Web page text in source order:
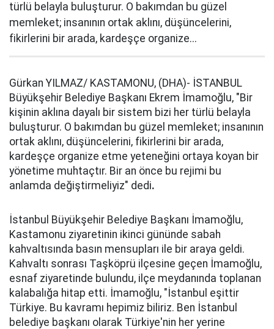
türlü belayla buluşturur. O bakımdan bu güzel
memleket; insanının ortak aklını, düşüncelerini,
fikirlerini bir arada, kardeşçe organize...
Gürkan YILMAZ/ KASTAMONU, (DHA)- İSTANBUL
Büyükşehir Belediye Başkanı Ekrem İmamoğlu, "Bir
kişinin aklına dayalı bir sistem bizi her türlü belayla
buluşturur. O bakımdan bu güzel memleket; insanının
ortak aklını, düşüncelerini, fikirlerini bir arada,
kardeşçe organize etme yeteneğini ortaya koyan bir
yönetime muhtaçtır. Bir an önce bu rejimi bu
anlamda değiştirmeliyiz" dedi.
İstanbul Büyükşehir Belediye Başkanı İmamoğlu,
Kastamonu ziyaretinin ikinci gününde sabah
kahvaltısında basın mensupları ile bir araya geldi.
Kahvaltı sonrası Taşköprü ilçesine geçen İmamoğlu,
esnaf ziyaretinde bulundu, ilçe meydanında toplanan
kalabalığa hitap etti. İmamoğlu, "İstanbul eşittir
Türkiye. Bu kavramı hepimiz biliriz. Ben İstanbul
belediye başkanı olarak Türkiye'nin her yerine